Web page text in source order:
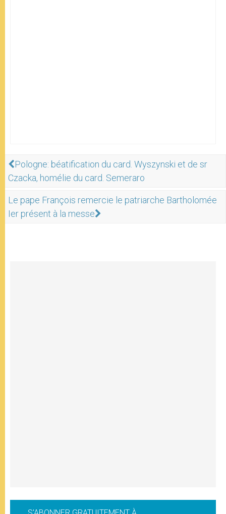
Pologne: béatification du card. Wyszynski et de sr
Czacka, homélie du card. Semeraro
Le pape François remercie le patriarche Bartholomée
Ier présent à la messe